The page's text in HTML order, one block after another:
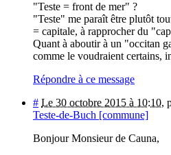
"Teste = front de mer" ?
"Teste" me paraît être plutôt
= capitale, à rapprocher du
Quant à aboutir à un "occitan
comme le voudraient certains,
Répondre à ce message
# Le 30 octobre 2015 à 10:10,
Teste-de-Buch [commune]
Bonjour Monsieur de Cauna,